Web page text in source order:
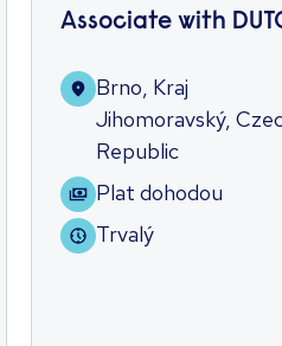
Associate with
Brno, Kraj
Jihomoravský,
Republic
Plat dohodou
Trvalý